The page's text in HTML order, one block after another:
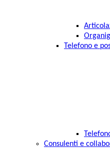
Telefono e
Consulenti e